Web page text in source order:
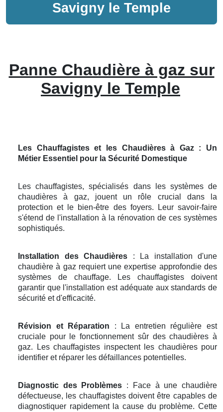
Savigny le Temple
Panne Chaudière à gaz sur
Savigny le Temple
Les Chauffagistes et les Chaudières à Gaz : Un
Métier Essentiel pour la Sécurité Domestique
Les chauffagistes, spécialisés dans les systèmes de
chaudières à gaz, jouent un rôle crucial dans la
protection et le bien-être des foyers. Leur savoir-faire
s'étend de l'installation à la rénovation de ces systèmes
sophistiqués.
Installation des Chaudières : La installation d'une
chaudière à gaz requiert une expertise approfondie des
systèmes de chauffage. Les chauffagistes doivent
garantir que l'installation est adéquate aux standards de
sécurité et d'efficacité.
Révision et Réparation : La entretien régulière est
cruciale pour le fonctionnement sûr des chaudières à
gaz. Les chauffagistes inspectent les chaudières pour
identifier et réparer les défaillances potentielles.
Diagnostic des Problèmes : Face à une chaudière
défectueuse, les chauffagistes doivent être capables de
diagnostiquer rapidement la cause du problème. Cette